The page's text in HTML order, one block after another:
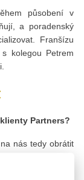
působení v
a poradenský
Franšízu
kolegou Petrem
Partners?
nás tedy obrátit
pro svého